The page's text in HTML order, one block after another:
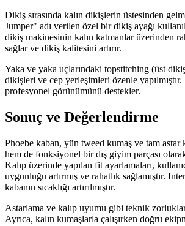
Dikiş sırasında kalın dikişlerin üstesinden
Jumper" adı verilen özel bir dikiş ayağı
dikiş makinesinin kalın katmanlar üzerinden
sağlar ve dikiş kalitesini artırır.
Yaka ve yaka uçlarındaki topstitching (üst
dikişleri ve cep yerleşimleri özenle
profesyonel görünümünü destekler.
Sonuç ve Değerlendirme
Phoebe kaban, yün tweed kumaş ve tam astar
hem de fonksiyonel bir dış giyim parçası olarak
Kalıp üzerinde yapılan fit ayarlamaları,
uygunluğu artırmış ve rahatlık sağlamıştır.
kabanın sıcaklığı artırılmıştır.
Astarlama ve kalıp uyumu gibi teknik
Ayrıca, kalın kumaşlarla çalışırken doğru